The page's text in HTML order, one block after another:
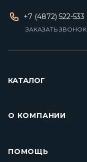
+7 (4872) 522-533
ЗАКАЗАТЬ ЗВОНОК
КАТАЛОГ
О КОМПАНИИ
ПОМОЩЬ